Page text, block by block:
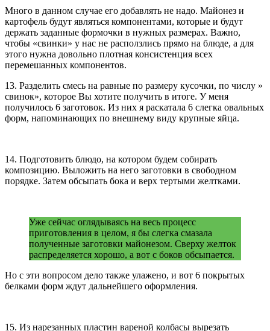
Много в данном случае его добавлять не надо. Майонез и
картофель будут являться компонентами, которые и будут
держать заданные формочки в нужных размерах. Важно,
чтобы «свинки» у нас не расползлись прямо на блюде, а для
этого нужна довольно плотная консистенция всех
перемешанных компонентов.
13. Разделить смесь на равные по размеру кусочки, по числу »
свинок», которое Вы хотите получить в итоге. У меня
получилось 6 заготовок. Из них я раскатала 6 слегка овальных
форм, напоминающих по внешнему виду крупные яйца.
14. Подготовить блюдо, на котором будем собирать
композицию. Выложить на него заготовки в свободном
порядке. Затем обсыпать бока и верх тертыми желтками.
Уже сейчас оглядываясь на весь процесс
приготовления в целом, я бы слегка смазала
полученные заготовки майонезом. Сверху желток
распределяется хорошо, а вот с боков обсыпается.
Но с эти вопросом дело также улажено, и вот 6 покрытых
белками форм ждут дальнейшего оформления.
15. Из нарезанных пластин вареной колбасы вырезать